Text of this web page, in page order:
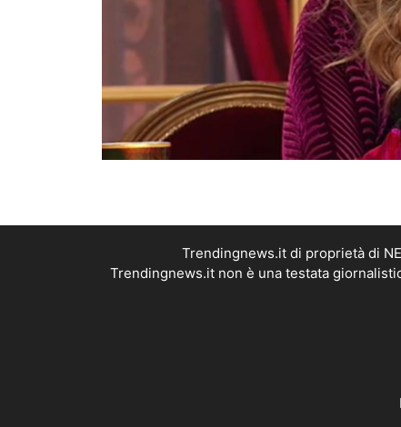
Trendingnews.it di proprietà di
Trendingnews.it non è una testata